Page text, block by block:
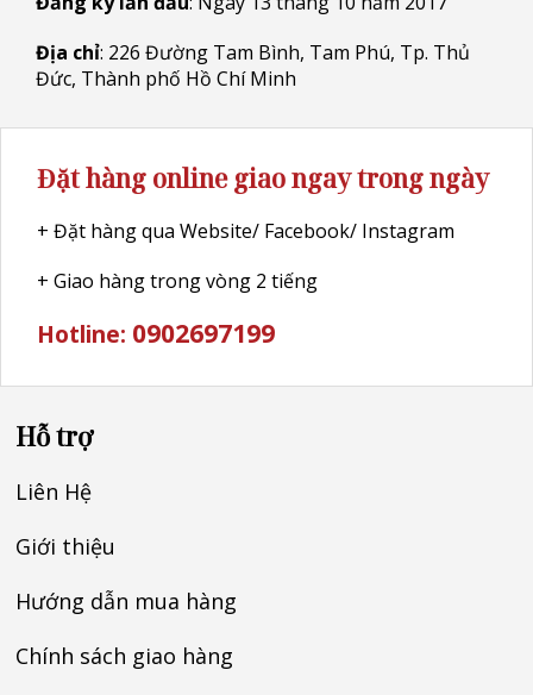
Địa chỉ: 226 Đường Tam Bình, Tam Phú, Tp. Thủ
Đức, Thành phố Hồ Chí Minh
Đặt hàng online giao ngay trong ngày
+ Đặt hàng qua Website/ Facebook/ Instagram
+ Giao hàng trong vòng 2 tiếng
Hotline: 0902697199
Hỗ trợ
Liên Hệ
Giới thiệu
Hướng dẫn mua hàng
Chính sách giao hàng